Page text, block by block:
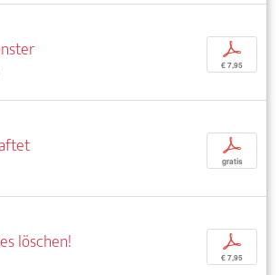
p
€ 7,95
p
gratis
löschen!
p
€ 7,95